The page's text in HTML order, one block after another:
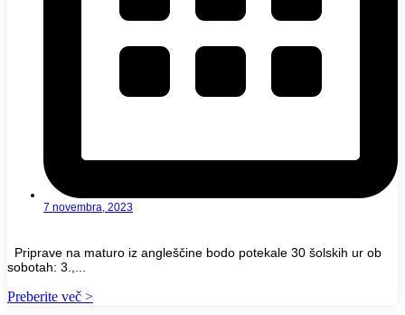
7 novembra, 2023
Priprave na maturo iz angleščine bodo potekale 30 šolskih ur ob
sobotah: 3.,...
Preberite več >